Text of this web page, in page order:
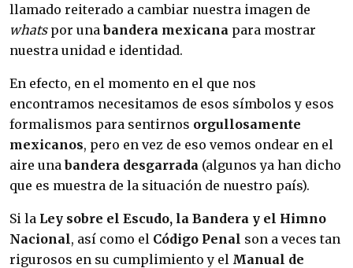
llamado reiterado a cambiar nuestra imagen de
whatspor unabandera mexicana para mostrar
nuestra unidad e identidad.
En efecto, en el momento en el que nos
encontramos necesitamos de esos símbolos y esos
formalismos para sentirnos orgullosamente
mexicanos, pero en vez de eso vemos ondear en el
aire unabandera desgarrada (algunos ya han dicho
que es muestra de la situación de nuestro país).
Si la Ley sobre el Escudo, la Bandera y el Himno
Nacional, así como el Código Penal son a veces tan
rigurosos en su cumplimiento y el Manual de